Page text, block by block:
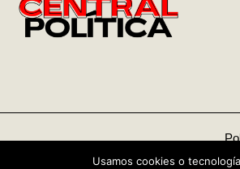
Copyright © 2026 Central Política
Usamos cookies o